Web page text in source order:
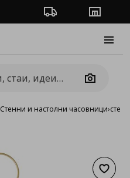
Проследяване на
Camera
Стенни и настолни часовници›